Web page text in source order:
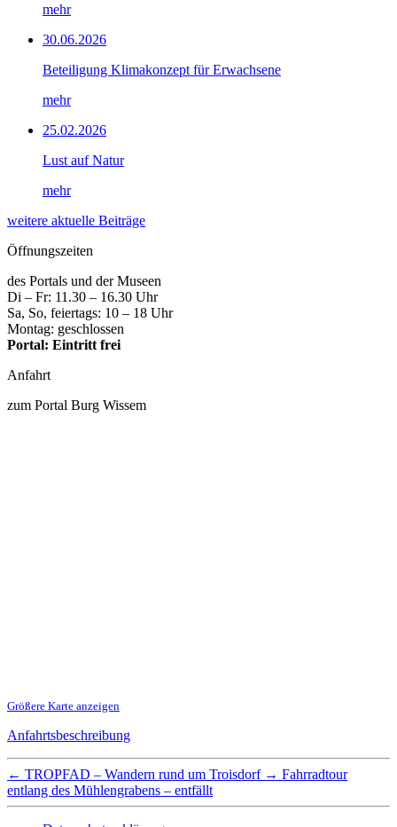
mehr
30.06.2026
Beteiligung Klimakonzept für Erwachsene
mehr
25.02.2026
Lust auf Natur
mehr
weitere aktuelle Beiträge
Öffnungszeiten
des Portals und der Museen
Di – Fr: 11.30 – 16.30 Uhr
Sa, So, feiertags: 10 – 18 Uhr
Montag: geschlossen
Portal: Eintritt frei
Anfahrt
zum Portal Burg Wissem
Größere Karte anzeigen
Anfahrtsbeschreibung
← TROPFAD – Wandern rund um Troisdorf → Fahrradtour
entlang des Mühlengrabens – entfällt